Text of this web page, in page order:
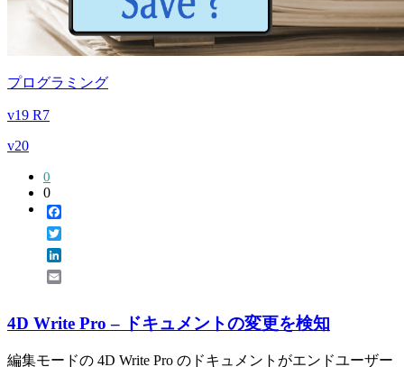
プログラミング
v19 R7
v20
0
0
4D Write Pro – ドキュメントの変更を検知
編集モードの 4D Write Pro のドキュメントがエンドユーザー